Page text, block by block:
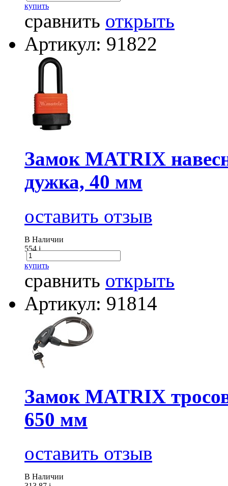
купить
сравнить открыть
Артикул: 91822
Замок MATRIX
дужка, 40 мм
оставить отзыв
В Наличии
554i
купить
сравнить открыть
Артикул: 91814
Замок MATRIX
650 мм
оставить отзыв
В Наличии